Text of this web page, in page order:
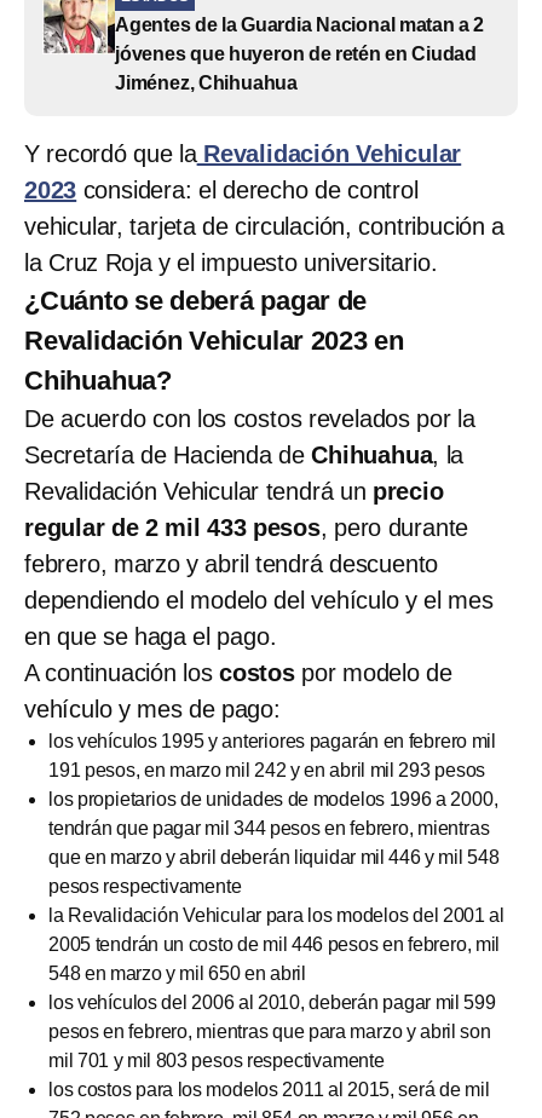
Agentes de la Guardia Nacional matan a 2
jóvenes que huyeron de retén en Ciudad
Jiménez, Chihuahua
Y recordó que laRevalidación Vehicular
2023 considera: el derecho de control
vehicular, tarjeta de circulación, contribución a
la Cruz Roja y el impuesto universitario.
¿Cuánto se deberá pagar de
Revalidación Vehicular 2023 en
Chihuahua?
De acuerdo con los costos revelados por la
Secretaría de Hacienda deChihuahua, la
Revalidación Vehicular tendrá un precio
regular de 2 mil 433 pesos, pero durante
febrero, marzo y abril tendrá descuento
dependiendo el modelo del vehículo y el mes
en que se haga el pago.
A continuación los costos por modelo de
vehículo y mes de pago:
los vehículos 1995 y anteriores pagarán en febrero mil
191 pesos, en marzo mil 242 y en abril mil 293 pesos
los propietarios de unidades de modelos 1996 a 2000,
tendrán que pagar mil 344 pesos en febrero, mientras
que en marzo y abril deberán liquidar mil 446 y mil 548
pesos respectivamente
la Revalidación Vehicular para los modelos del 2001 al
2005 tendrán un costo de mil 446 pesos en febrero, mil
548 en marzo y mil 650 en abril
los vehículos del 2006 al 2010, deberán pagar mil 599
pesos en febrero, mientras que para marzo y abril son
mil 701 y mil 803 pesos respectivamente
los costos para los modelos 2011 al 2015, será de mil